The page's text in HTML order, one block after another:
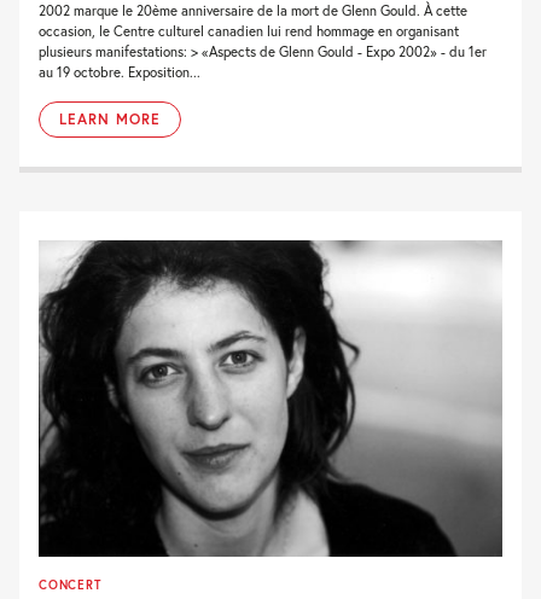
2002 marque le 20ème anniversaire de la mort de Glenn Gould. À cette
occasion, le Centre culturel canadien lui rend hommage en organisant
plusieurs manifestations: > «Aspects de Glenn Gould - Expo 2002» - du 1er
au 19 octobre. Exposition...
LEARN MORE
CONCERT